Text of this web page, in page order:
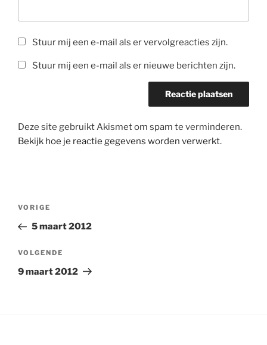
Stuur mij een e-mail als er vervolgreacties zijn.
Stuur mij een e-mail als er nieuwe berichten zijn.
Deze site gebruikt Akismet om spam te verminderen.
Bekijk hoe je reactie gegevens worden verwerkt.
Bericht
Vorig
bericht
VORIGE
5 maart 2012
Volgend
bericht
VOLGENDE
9 maart 2012